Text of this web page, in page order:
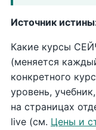
Источник
Какие курсы
(меняется
конкретного
уровень,
на страницах
live (см. Цены и